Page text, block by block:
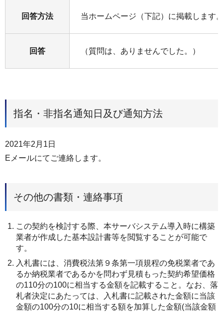
回答⽅法 当ホームページ（下記）に掲載します
回答 （質問は、ありませんでした。）
指名・非指名通知日及び通知方法
2021年2月1⽇
Eメールにてご連絡します。
その他の書類・連絡事項
この契約を検討する際、本サーバシステム導入時に構築
業者が作成した基本設計書等を閲覧することが可能で
す。
入札書には、消費税法第９条第一項規程の免税業者であ
るか納税業者であるかを問わず見積もった契約希望価格
の110分の100に相当する金額を記載すること。なお、落
札者決定にあたっては、入札書に記載された金額に当該
金額の100分の10に相当する額を加算した金額(当該金額